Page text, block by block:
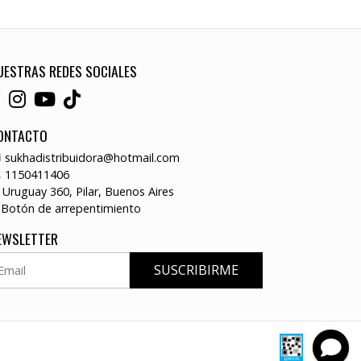
REDES SOCIALES
sukhadistribuidora@hotmail.com
1150411406
Uruguay 360, Pilar, Buenos Aires
Botón de arrepentimiento
SUSCRIBIRME